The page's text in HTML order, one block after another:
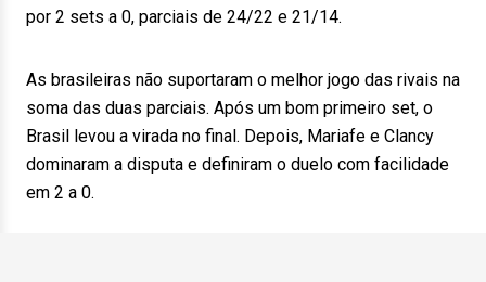
por 2 sets a 0, parciais de 24/22 e 21/14.
As brasileiras não suportaram o melhor jogo das rivais na
soma das duas parciais. Após um bom primeiro set, o
Brasil levou a virada no final. Depois, Mariafe e Clancy
dominaram a disputa e definiram o duelo com facilidade
em 2 a 0.